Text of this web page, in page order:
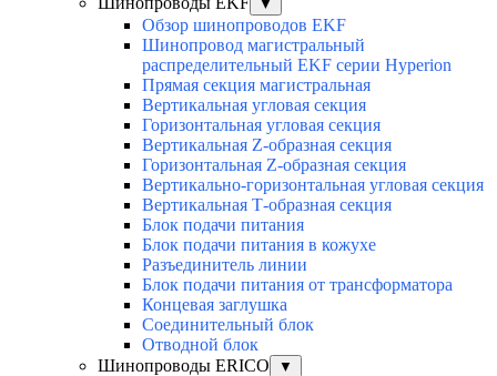
▼
Обзор шинопроводов EKF
Шинопровод магистральный
распределительный EKF серии Hyperion
Прямая секция магистральная
Вертикальная угловая секция
Горизонтальная угловая секция
Вертикальная Z-образная секция
Горизонтальная Z-образная секция
Вертикально-горизонтальная угловая секция
Вертикальная Т-образная секция
Блок подачи питания
Блок подачи питания в кожухе
Разъединитель линии
Блок подачи питания от трансформатора
Концевая заглушка
Соединительный блок
Отводной блок
Шинопроводы ERICO
▼